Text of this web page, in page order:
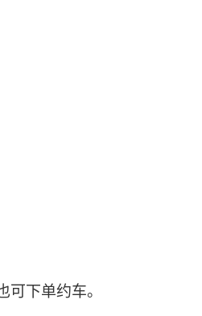
可下单约车。